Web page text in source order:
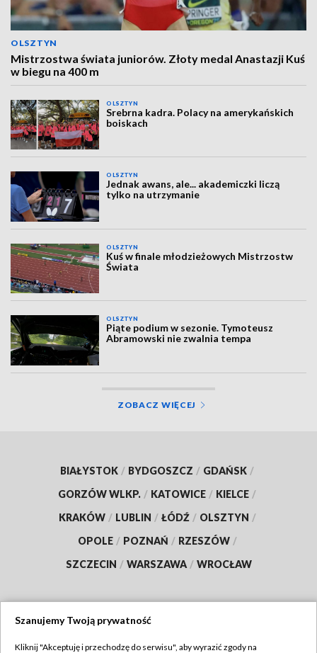
OLSZTYN
Mistrzostwa świata juniorów. Złoty medal Anastazji Kuś
w biegu na 400 m
OLSZTYN
Srebrna kadra. Polacy na amerykańskich
boiskach
OLSZTYN
Jednak awans, ale... akademiczki liczą
tylko na utrzymanie
OLSZTYN
Kuś w finale młodzieżowych Mistrzostw
Świata
OLSZTYN
Piąte podium w sezonie. Tymoteusz
Abramowski nie zwalnia tempa
ZOBACZ WIĘCEJ
BIAŁYSTOK / BYDGOSZCZ / GDAŃSK /
GORZÓW WLKP. / KATOWICE / KIELCE /
KRAKÓW / LUBLIN / ŁÓDŹ / OLSZTYN /
OPOLE / POZNAŃ / RZESZÓW /
SZCZECIN / WARSZAWA / WROCŁAW
Szanujemy Twoją prywatność
Kliknij "Akceptuję i przechodzę do serwisu", aby wyrazić zgody na